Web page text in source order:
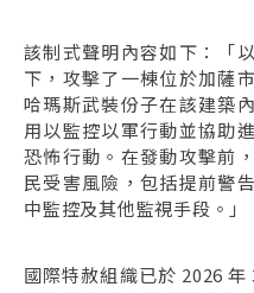
該制式聲明內容如下：「
下，攻擊了一棟位於加薩
哈瑪斯武裝份子在該建築
用以監控以軍行動並協助
恐怖行動。在發動攻擊前
民受害風險，包括提前警
中監控及其他監視手段。」
國際特赦組織已於 2026